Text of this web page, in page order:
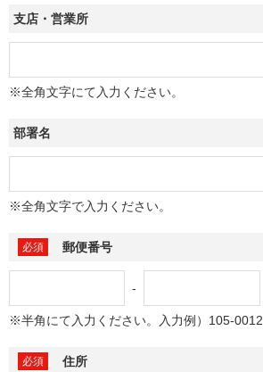
支店・営業所
※全角文字にて入力ください。
部署名
※全角文字で入力ください。
郵便番号
-
※半角にて入力ください。入力例）105-0012
住所